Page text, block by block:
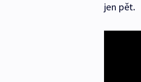
jen pět.